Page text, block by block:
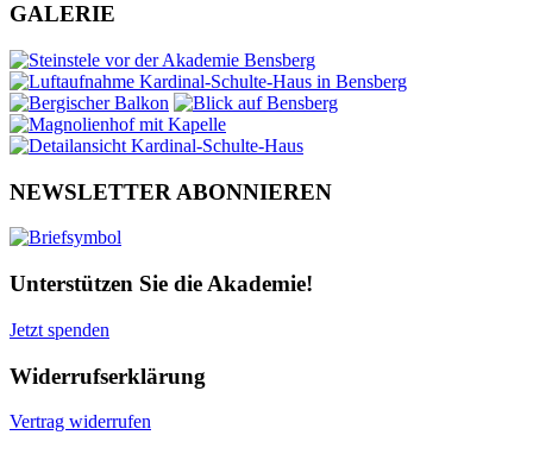
GALERIE
NEWSLETTER ABONNIEREN
Unterstützen Sie die Akademie!
Jetzt spenden
Widerrufserklärung
Vertrag widerrufen